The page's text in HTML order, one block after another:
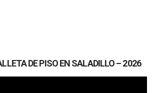
DE PISO EN SALADILLO – 2026